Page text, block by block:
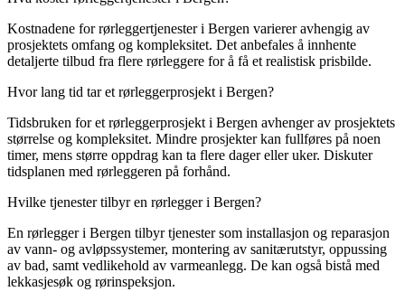
Kostnadene for rørleggertjenester i Bergen varierer avhengig av
prosjektets omfang og kompleksitet. Det anbefales å innhente
detaljerte tilbud fra flere rørleggere for å få et realistisk prisbilde.
Hvor lang tid tar et rørleggerprosjekt i Bergen?
Tidsbruken for et rørleggerprosjekt i Bergen avhenger av prosjektets
størrelse og kompleksitet. Mindre prosjekter kan fullføres på noen
timer, mens større oppdrag kan ta flere dager eller uker. Diskuter
tidsplanen med rørleggeren på forhånd.
Hvilke tjenester tilbyr en rørlegger i Bergen?
En rørlegger i Bergen tilbyr tjenester som installasjon og reparasjon
av vann- og avløpssystemer, montering av sanitærutstyr, oppussing
av bad, samt vedlikehold av varmeanlegg. De kan også bistå med
lekkasjesøk og rørinspeksjon.